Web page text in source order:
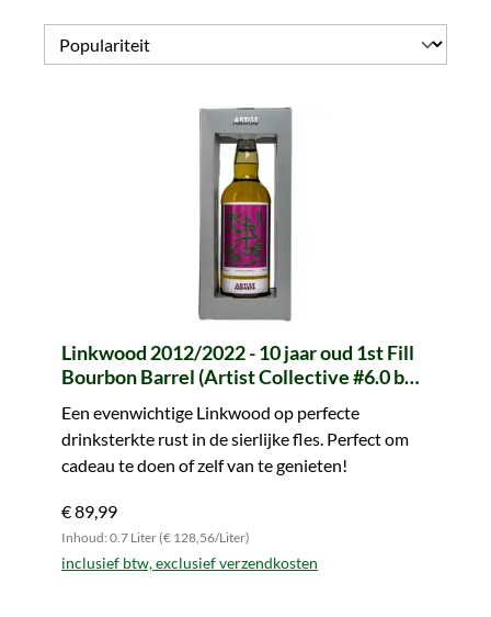
Linkwood 2012/2022 - 10 jaar oud 1st Fill
Bourbon Barrel (Artist Collective #6.0 by
Een evenwichtige Linkwood op perfecte
drinksterkte rust in de sierlijke fles. Perfect om
cadeau te doen of zelf van te genieten!
€ 89,99
Inhoud: 0.7 Liter (€ 128,56/Liter)
inclusief btw, exclusief verzendkosten